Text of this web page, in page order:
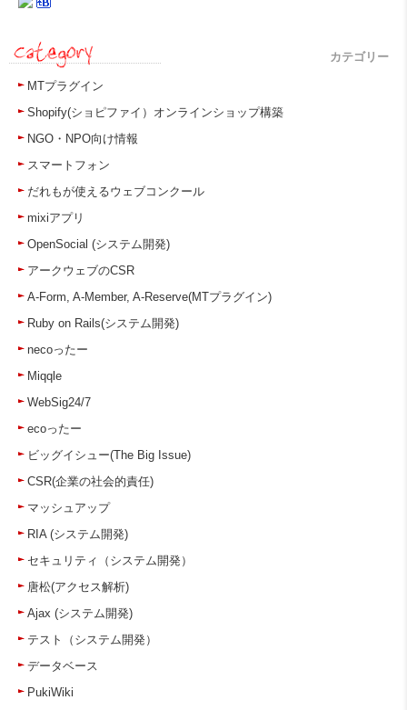
カテゴリー
MTプラグイン
Shopify(ショピファイ）オンラインショップ構築
NGO・NPO向け情報
スマートフォン
だれもが使えるウェブコンクール
mixiアプリ
OpenSocial (システム開発)
アークウェブのCSR
A-Form, A-Member, A-Reserve(MTプラグイン)
Ruby on Rails(システム開発)
necoったー
Miqqle
WebSig24/7
ecoったー
ビッグイシュー(The Big Issue)
CSR(企業の社会的責任)
マッシュアップ
RIA (システム開発)
セキュリティ（システム開発）
唐松(アクセス解析)
Ajax (システム開発)
テスト（システム開発）
データベース
PukiWiki